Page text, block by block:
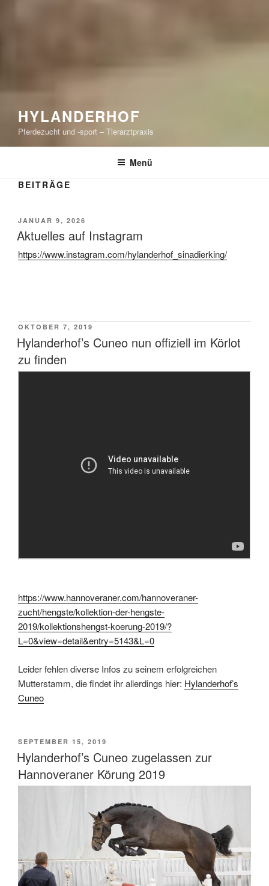
HYLANDERHOF
Pferdezucht und -sport – Tierarztpraxis
Menü
BEITRÄGE
VERÖFFENTLICHT
AM
JANUAR 9, 2026
Aktuelles auf Instagram
https://www.instagram.com/hylanderhof_sinadierking/
VERÖFFENTLICHT
AM
OKTOBER 7, 2019
Hylanderhof’s Cuneo nun offiziell im Körlot
zu finden
https://www.hannoveraner.com/hannoveraner-
zucht/hengste/kollektion-der-hengste-
2019/kollektionshengst-koerung-2019/?
L=0&view=detail&entry=5143&L=0
Leider fehlen diverse Infos zu seinem erfolgreichen
Mutterstamm, die findet ihr allerdings hier: Hylanderhof’s
Cuneo
VERÖFFENTLICHT
AM
SEPTEMBER 15, 2019
Hylanderhof’s Cuneo zugelassen zur
Hannoveraner Körung 2019